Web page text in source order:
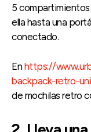
5
ella hasta una
conectado.
Enhttps://
backpack-retro-
de mochilas retro